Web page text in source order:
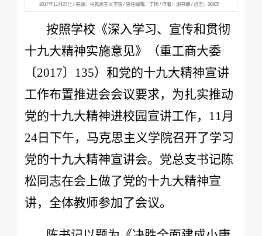
2017年11月27日 / 来源：马克思主义学院 / 责任编辑：丁杨 / 作者：谢书楠 / 点击： 369次
按照学校《深入学习、宣传和贯彻
十九大精神实施意见》（重工商大委
〔2017〕135）和党的十九大精神宣讲
工作布置推进会会议要求，为扎实推动
党的十九大精神进校园宣讲工作，11月
24日下午，马克思主义学院召开了学习
党的十九大精神宣讲会。党总支书记陈
松同志在会上做了党的十九大精神宣
讲，全体教师参加了会议。